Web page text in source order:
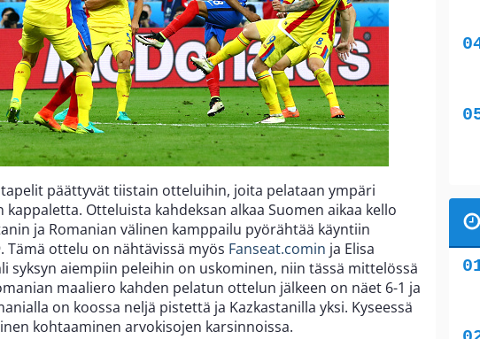
päättyvät tiistain otteluihin, joita pelataan ympäri
kappaletta. Otteluista kahdeksan alkaa Suomen aikaa kello
ja Romanian välinen kamppailu pyörähtää käyntiin
Tämä ottelu on nähtävissä myös Fanseat.comin ja Elisa
syksyn aiempiin peleihin on uskominen, niin tässä mittelössä
maaliero kahden pelatun ottelun jälkeen on näet 6-1 ja
on koossa neljä pistettä ja Kazkastanilla yksi. Kyseessä
kohtaaminen arvokisojen karsinnoissa.